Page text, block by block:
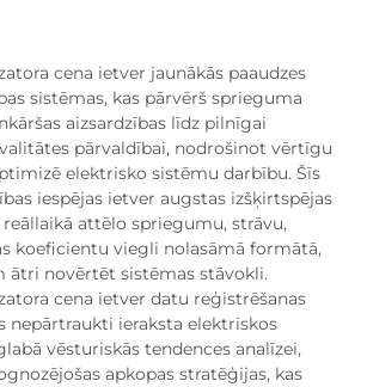
cena ietver jaunākās paaudzes
sistēmas, kas pārvērš sprieguma
aizsardzības līdz pilnīgai
pārvaldībai, nodrošinot vērtīgu
elektrisko sistēmu darbību. Šīs
iespējas ietver augstas izšķirtspējas
reāllaikā attēlo spriegumu, strāvu,
koeficientu viegli nolasāmā formātā,
ātri novērtēt sistēmas stāvokli.
cena ietver datu reģistrēšanas
nepārtraukti ieraksta elektriskos
vēsturiskās tendences analīzei,
apkopas stratēģijas, kas